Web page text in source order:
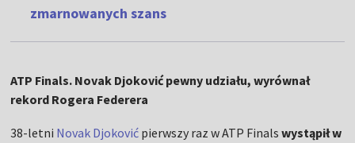
zmarnowanych szans
ATP Finals. Novak Djoković pewny udziału, wyrównał
rekord Rogera Federera
38-letni Novak Djoković pierwszy raz w ATP Finalswystąpił w